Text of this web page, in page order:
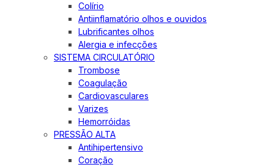
Colírio
Antiinflamatório olhos e ouvidos
Lubrificantes olhos
Alergia e infecções
SISTEMA CIRCULATÓRIO
Trombose
Coagulação
Cardiovasculares
Varizes
Hemorróidas
PRESSÃO ALTA
Antihipertensivo
Coração